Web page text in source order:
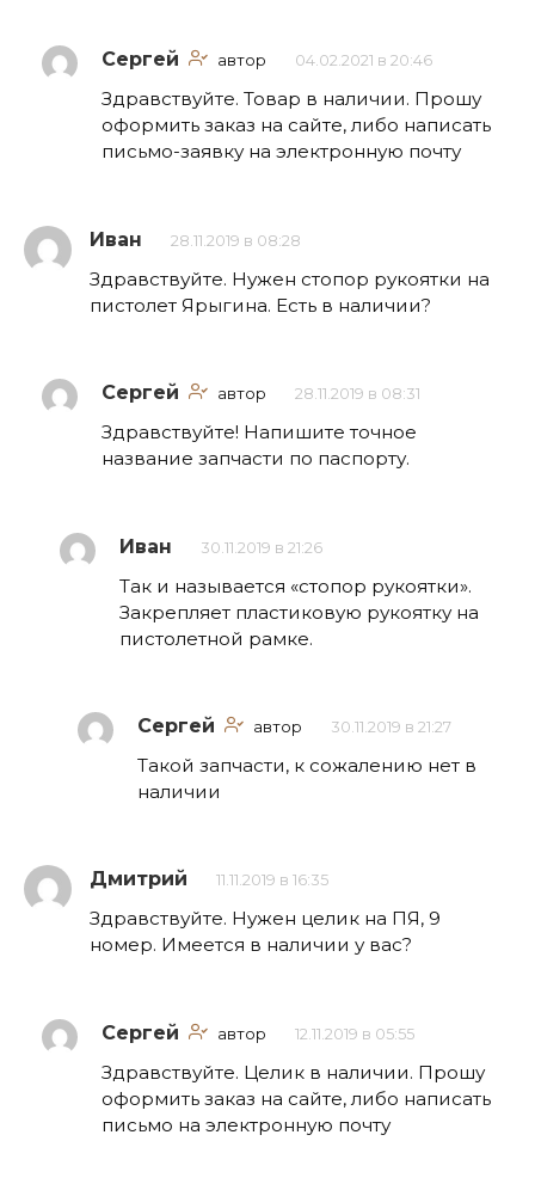
Сергей автор 04.02.2021 в 20:46
Здравствуйте. Товар в наличии. Прошу
оформить заказ на сайте, либо написать
письмо-заявку на электронную почту
Иван 28.11.2019 в 08:28
Здравствуйте. Нужен стопор рукоятки на
пистолет Ярыгина. Есть в наличии?
Сергей автор 28.11.2019 в 08:31
Здравствуйте! Напишите точное
название запчасти по паспорту.
Иван 30.11.2019 в 21:26
Так и называется «стопор рукоятки».
Закрепляет пластиковую рукоятку на
пистолетной рамке.
Сергей автор 30.11.2019 в 21:27
Такой запчасти, к сожалению нет в
наличии
Дмитрий 11.11.2019 в 16:35
Здравствуйте. Нужен целик на ПЯ, 9
номер. Имеется в наличии у вас?
Сергей автор 12.11.2019 в 05:55
Здравствуйте. Целик в наличии. Прошу
оформить заказ на сайте, либо написать
письмо на электронную почту